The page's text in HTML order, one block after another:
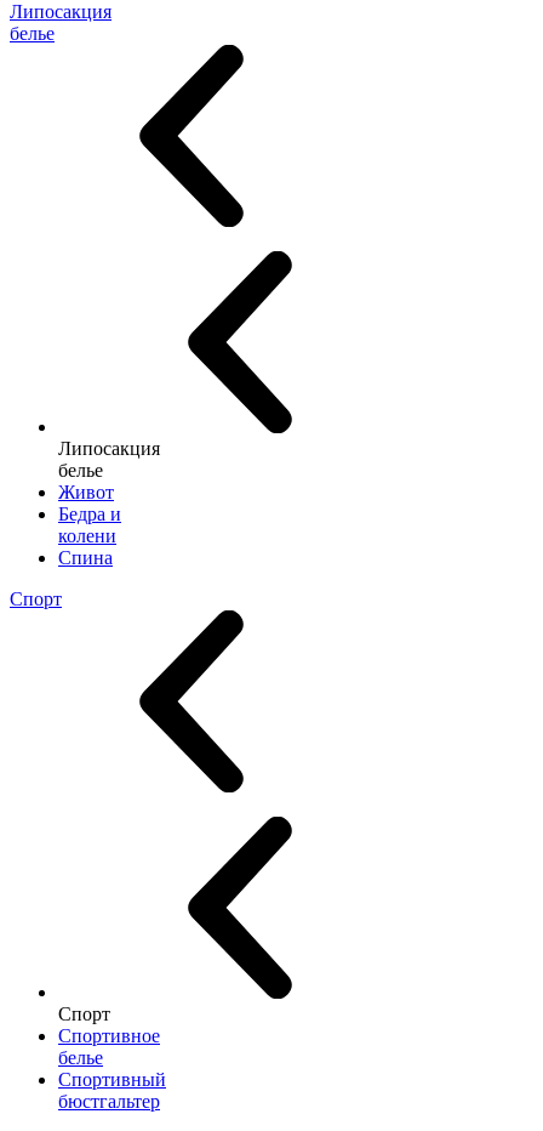
Липосакция
белье
Липосакция
белье
Живот
Бедра и
колени
Спина
Спорт
Спорт
Спортивное
белье
Спортивный
бюстгальтер